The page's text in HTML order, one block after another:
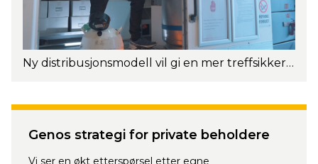
Ny distribusjonsmodell vil gi en mer treffsikker leveranse av ønskede okser og sædtyper. Foto: Torstein Kiserud.
Genos strategi for private beholdere
Vi ser en økt etterspørsel etter egne